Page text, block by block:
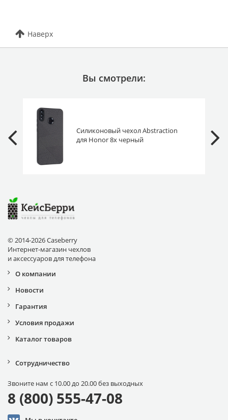
Наверх
Вы смотрели:
Силиконовый чехол Abstraction
для Honor 8x черный
© 2014-2026 Caseberry
Интернет-магазин чехлов
и аксессуаров для телефона
О компании
Новости
Гарантия
Условия продажи
Каталог товаров
Сотрудничество
Звоните нам с 10.00 до 20.00 без выходных
8 (800) 555-47-08